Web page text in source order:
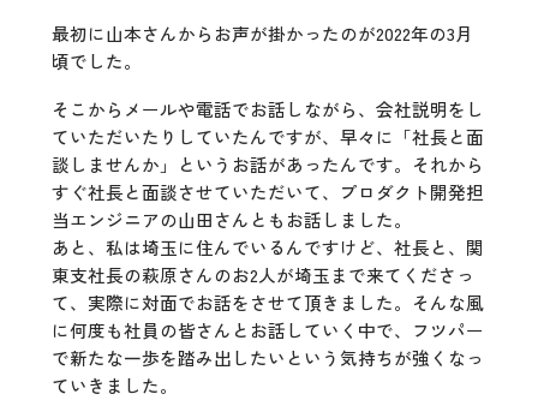
最初に山本さんからお声が掛かったのが2022年の3月
頃でした。
そこからメールや電話でお話しながら、会社説明をし
ていただいたりしていたんですが、早々に「社長と面
談しませんか」というお話があったんです。それから
すぐ社長と面談させていただいて、プロダクト開発担
当エンジニアの山田さんともお話しました。
あと、私は埼玉に住んでいるんですけど、社長と、関
東支社長の萩原さんのお2人が埼玉まで来てくださっ
て、実際に対面でお話をさせて頂きました。そんな風
に何度も社員の皆さんとお話していく中で、フツパー
で新たな一歩を踏み出したいという気持ちが強くなっ
ていきました。